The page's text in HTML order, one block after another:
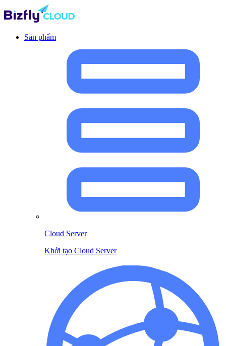
Sản phẩm
Cloud Server
Khởi tạo Cloud Server